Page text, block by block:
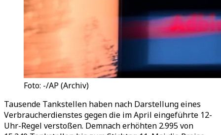
Foto: -/AP (Archiv)
Tausende Tankstellen haben nach Darstellung eines
Verbraucherdienstes gegen die im April eingeführte 12-
Uhr-Regel verstoßen. Demnach erhöhten 2.995 von